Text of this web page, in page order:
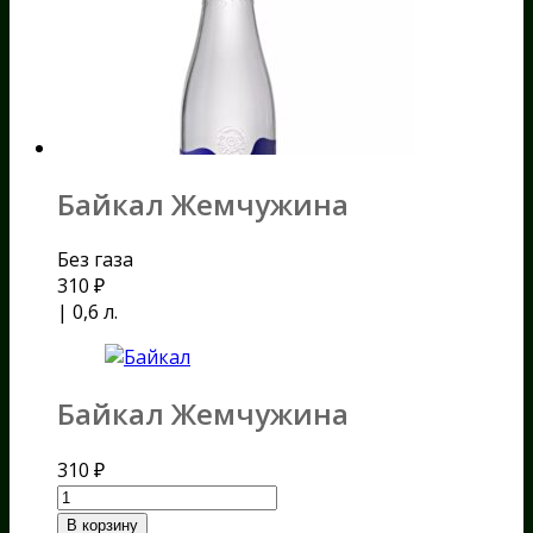
Байкал Жемчужина
Без газа
310 ₽
| 0,6 л.
Байкал Жемчужина
310 ₽
В корзину